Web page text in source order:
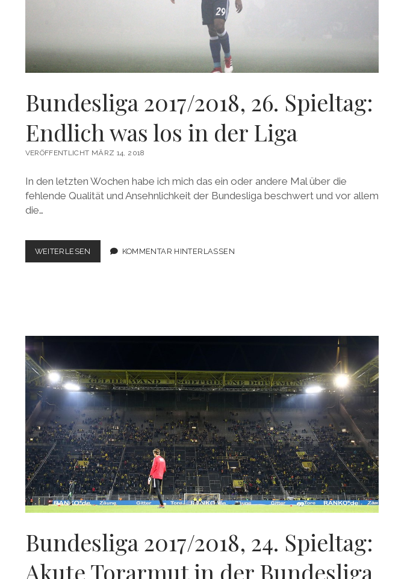
Bundesliga 2017/2018, 26. Spieltag:
Endlich was los in der Liga
VERÖFFENTLICHT MÄRZ 14, 2018
In den letzten Wochen habe ich mich das ein oder andere Mal über die
fehlende Qualität und Ansehnlichkeit der Bundesliga beschwert und vor allem
die…
WEITERLESEN BUNDESLIGA
2017/2018,
KOMMENTAR HINTERLASSEN
Bundesliga 2017/2018, 24. Spieltag:
Akute Torarmut in der Bundesliga